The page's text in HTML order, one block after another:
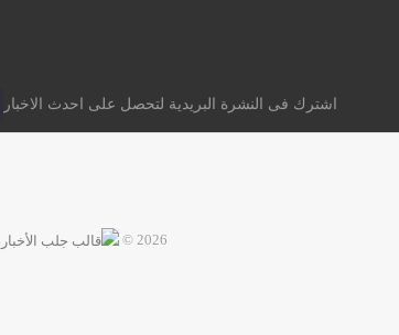
اشترك فى النشرة البريدية لتحصل على احدث الاخبار
2026 ©